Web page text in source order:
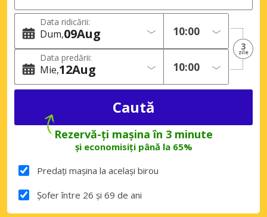
Data ridicării:
Dum 09Aug
Data predării:
Mie 12Aug
3
zile
Rezervă-ți mașina în 3 minute
și economisiți până la 65%
Predați mașina la același birou
Șofer între 26 și 69 de ani